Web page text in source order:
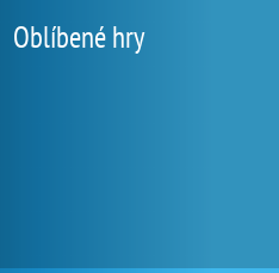
Oblíbené hry